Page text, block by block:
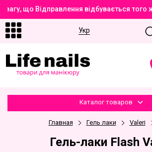
що Відправлення відбувається
Укр
Каталог товаров
Главная Гель лаки Valeri
Гель-лаки Flash